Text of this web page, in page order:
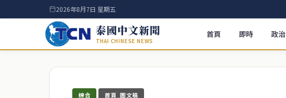
2026年8月7日 星期五
泰國中文新聞
THAI CHINESE NEWS
首頁 即時 政治
綜合 首頁_圖文稿